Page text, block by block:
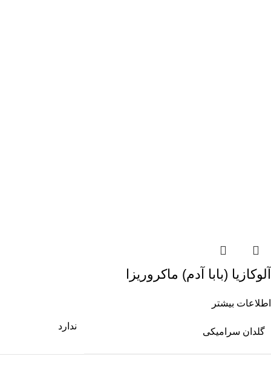
آلوکازیا (بابا آدم) ماکروریزا
اطلاعات بیشتر
گلدان سرامیکی
ندارد